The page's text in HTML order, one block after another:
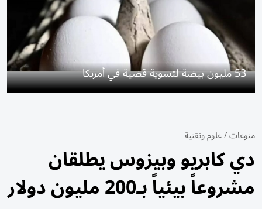
53 مليون بيضة لتسوية قضية في أمريكا
منوعات/علوم وتقنية
دي كابريو وبيزوس يطلقان
مشروعاً بيئياً بـ200 مليون دولار